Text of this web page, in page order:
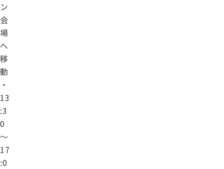
ン
会
場
へ
移
動
・
13
:3
0
～
17
:0